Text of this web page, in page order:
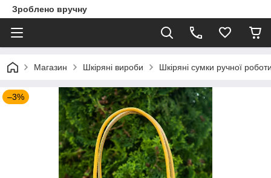
Зроблено вручну
Магазин Шкіряні вироби Шкіряні сумки ручної
–3%